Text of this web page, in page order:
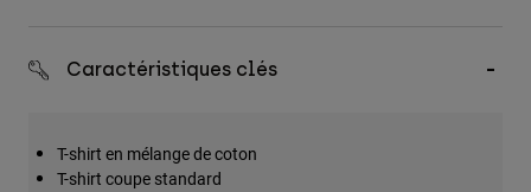
Tous les accessoires
Chapeaux et Casquettes
Voir tout
Caractéristiques clés
T-shirt en mélange de coton
T-shirt coupe standard